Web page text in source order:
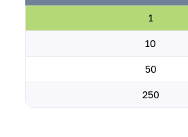
1
10
50
250